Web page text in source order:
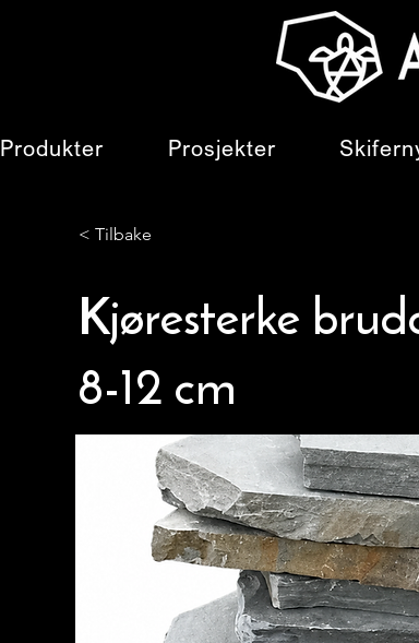
Produkter Prosjekter
< Tilbake
Kjøresterke
8-12 cm